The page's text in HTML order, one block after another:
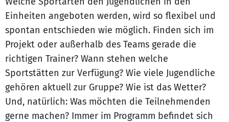
Einheiten angeboten werden, wird so flexibel und
spontan entschieden wie möglich. Finden sich im
Projekt oder außerhalb des Teams gerade die
richtigen Trainer? Wann stehen welche
Sportstätten zur Verfügung? Wie viele Jugendliche
gehören aktuell zur Gruppe? Wie ist das Wetter?
Und, natürlich: Was möchten die Teilnehmenden
gerne machen? Immer im Programm befindet sich